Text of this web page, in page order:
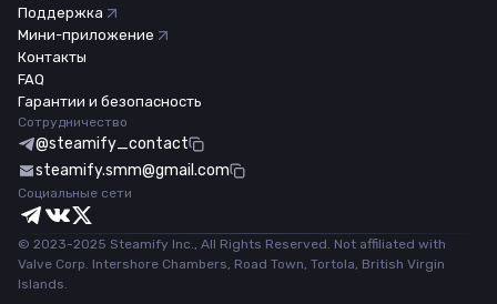
Поддержка
Мини-приложение
Контакты
FAQ
Гарантии и безопасность
Сотрудничество
@steamify_contact
steamify.smm@gmail.com
Социальные сети
© 2023-2025 Steamify Inc., All Rights Reserved. Not affiliated with
Valve Corp. Intershore Chambers, Road Town, Tortola, British Virgin
Islands.